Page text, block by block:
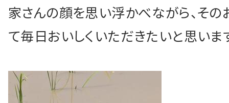
家さんの顔を思い浮かべながら、そ
て毎日おいしくいただきたいと思いま